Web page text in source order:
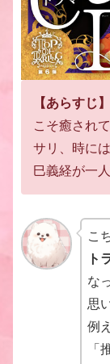
【あらすじ】
こそ癒され
サリ、時に
巳義経が一
こ
ト
な
思
例
「